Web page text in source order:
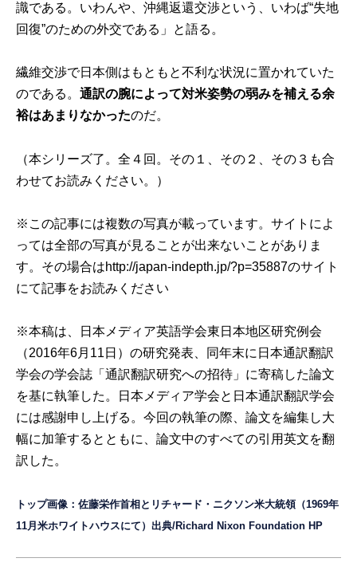
識である。いわんや、沖縄返還交渉という、いわば“失地
回復”のための外交である」と語る。
繊維交渉で日本側はもともと不利な状況に置かれていた
のである。通訳の腕によって対米姿勢の弱みを補える余
裕はあまりなかったのだ。
（本シリーズ了。全４回。 その１ その２ その３ も合
わせてお読みください。）
※この記事には複数の写真が載っています。サイトによ
っては全部の写真が見ることが出来ないことがありま
す。その場合はhttp://japan-indepth.jp/?p=35887のサイト
にて記事をお読みください
※本稿は、日本メディア英語学会東日本地区研究例会
（2016年6月11日）の研究発表、同年末に日本通訳翻訳
学会の学会誌「通訳翻訳研究への招待」に寄稿した論文
を基に執筆した。日本メディア学会と日本通訳翻訳学会
には感謝申し上げる。今回の執筆の際、論文を編集し大
幅に加筆するとともに、論文中のすべての引用英文を翻
訳した。
トップ画像：佐藤栄作首相とリチャード・ニクソン米大統領（1969年
11月米ホワイトハウスにて）出典/Richard Nixon Foundation HP